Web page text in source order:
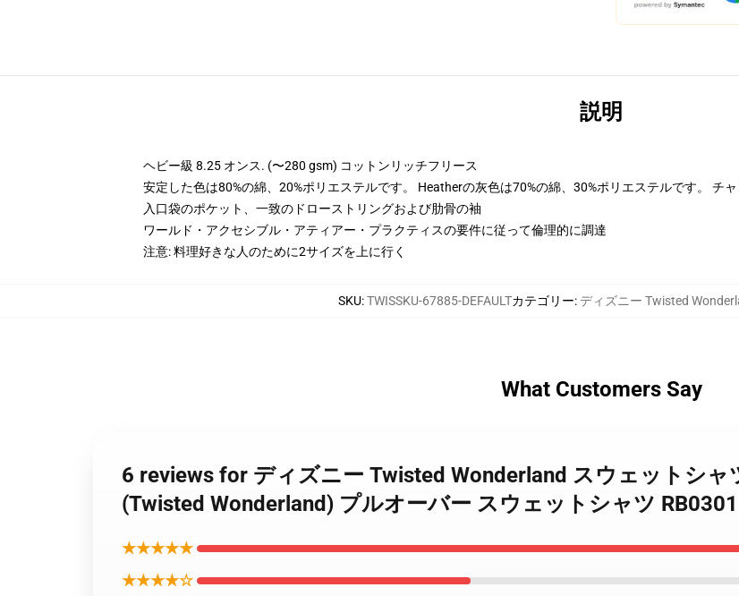
説明
ヘビー級 8.25 オンス. (〜280 gsm) コットンリッチフリース
安定した色は80%の綿、20%ポリエステルです。 Heatherの灰色は70%の綿、30%ポリエステルです。 チ
入口袋のポケット、一致のドローストリングおよび肋骨の袖
ワールド・アクセシブル・アティアー・プラクティスの要件に従って倫理的に調達
注意: 料理好きな人のために2サイズを上に行く
SKU:TWISSKU-67885-DEFAULTカテゴリー:ディズニー Twisted
What Customers Say
6 reviews for ディズニー Twisted Wonderland スウェットシャ
(Twisted Wonderland) プルオーバー スウェットシャツ RB0301
★★★★★
★★★★☆